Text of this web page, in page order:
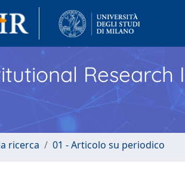
ricerca 01 - Articolo su periodico